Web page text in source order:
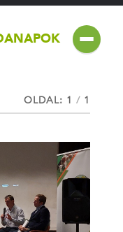
OLDAL: 1 / 1